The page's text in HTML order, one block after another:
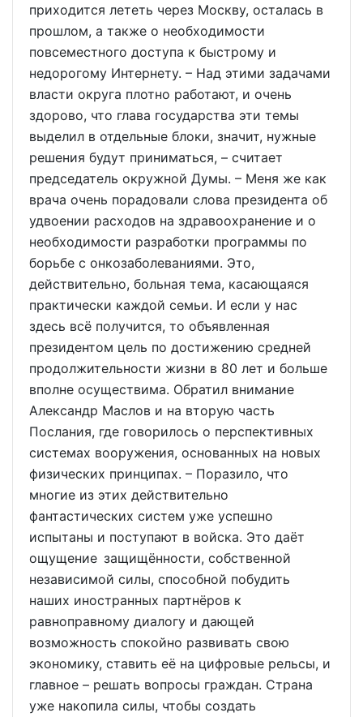
приходится лететь через Москву, осталась в
прошлом, а также о необходимости
повсеместного доступа к быстрому и
недорогому Интернету. – Над этими задачами
власти округа плотно работают, и очень
здорово, что глава государства эти темы
выделил в отдельные блоки, значит, нужные
решения будут приниматься, – считает
председатель окружной Думы. – Меня же как
врача очень порадовали слова президента об
удвоении расходов на здравоохранение и о
необходимости разработки программы по
борьбе с онкозаболеваниями. Это,
действительно, больная тема, касающаяся
практически каждой семьи. И если у нас
здесь всё получится, то объявленная
президентом цель по достижению средней
продолжительности жизни в 80 лет и больше
вполне осуществима. Обратил внимание
Александр Маслов и на вторую часть
Послания, где говорилось о перспективных
системах вооружения, основанных на новых
физических принципах. – Поразило, что
многие из этих действительно
фантастических систем уже успешно
испытаны и поступают в войска. Это даёт
ощущение защищённости, собственной
независимой силы, способной побудить
наших иностранных партнёров к
равноправному диалогу и дающей
возможность спокойно развивать свою
экономику, ставить её на цифровые рельсы, и
главное – решать вопросы граждан. Страна
уже накопила силы, чтобы создать